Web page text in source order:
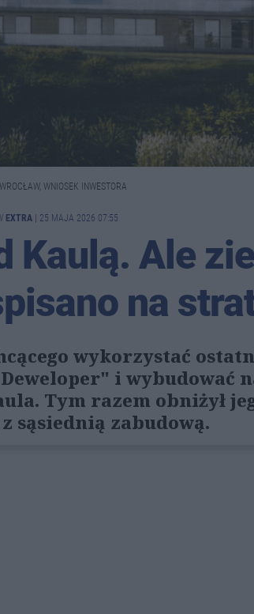
WNIOSEK INWESTORA
EXTRA 25 MAJA 2026 07:55
Kaulą. Ale
na
wykorzystać
i wybudować
Tym razem obniżył
sąsiednią zabudową.